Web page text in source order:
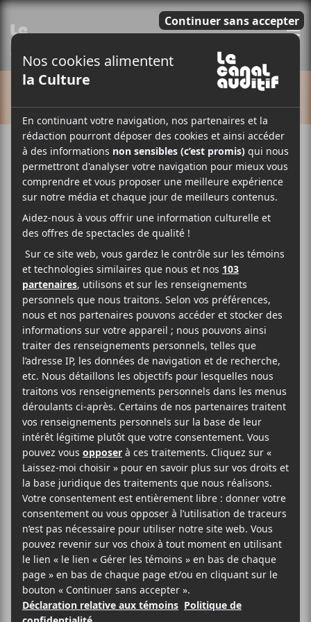
Cet évènement est passé.
The Box
2025-06-07@20:00 –23:00
Le groupe montréalaisThe Boxsera en concert au
Théâtre Jean-Duceppe le 7 juin prochain pour
revisiter son catalogue.
Théâtre Jean-Duceppe
175 rue Sainte-Catherine Ouest
Montréal, Québec H2X 1Z8
Canada
+ Google Map
(514) 842-2112
Voir Lieu site web